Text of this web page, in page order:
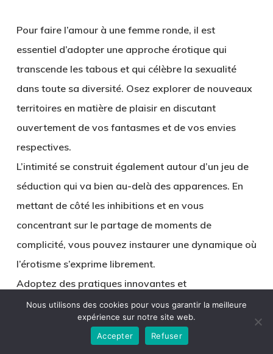
Pour faire l’amour à une femme ronde, il est
essentiel d’adopter une approche érotique qui
transcende les tabous et qui célèbre la sexualité
dans toute sa diversité. Osez explorer de nouveaux
territoires en matière de plaisir en discutant
ouvertement de vos fantasmes et de vos envies
respectives.
L’intimité se construit également autour d’un jeu de
séduction qui va bien au-delà des apparences. En
mettant de côté les inhibitions et en vous
concentrant sur le partage de moments de
complicité, vous pouvez instaurer une dynamique où
l’érotisme s’exprime librement.
Adoptez des pratiques innovantes et
personnalisées, qu’il s’agisse de massages sensuels,
de jeux de regards ou de scénarios érotiques
imaginatifs. Cette liberté d’expression permet non
Nous utilisons des cookies pour vous garantir la meilleure
expérience sur notre site web.
Accepter
Refuser